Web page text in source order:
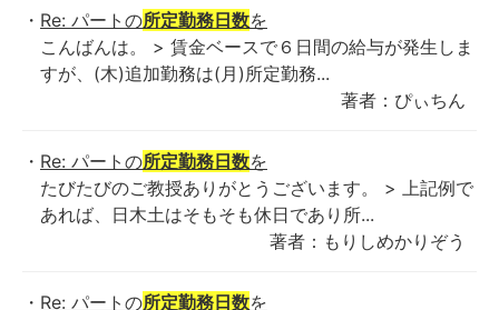
Re: パートの所定勤務日数を
こんばんは。 > 賃金ベースで６日間の給与が発生しま
すが、(木)追加勤務は(月)所定勤務...
著者：ぴぃちん
Re: パートの所定勤務日数を
たびたびのご教授ありがとうございます。 > 上記例で
あれば、日木土はそもそも休日であり所...
著者：もりしめかりぞう
Re: パートの所定勤務日数を